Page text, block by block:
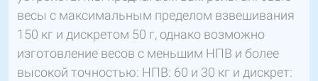
весы с максимальным пределом взвешивания
150 кг и дискретом 50 г, однако возможно
изготовление весов с меньшим НПВ и более
высокой точностью: НПВ: 60 и 30 кг и дискрет: